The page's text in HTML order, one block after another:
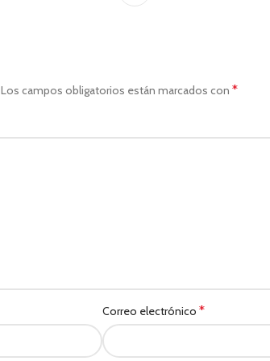
Los campos obligatorios están marcados con *
Correo electrónico*